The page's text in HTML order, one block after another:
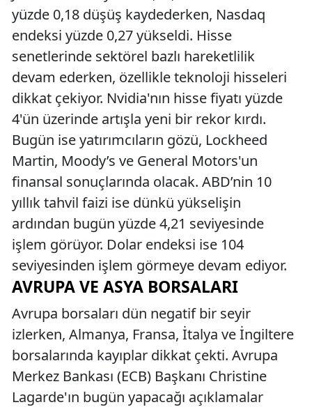
yüzde 0,18 düşüş kaydederken, Nasdaq
endeksi yüzde 0,27 yükseldi. Hisse
senetlerinde sektörel bazlı hareketlilik
devam ederken, özellikle teknoloji hisseleri
dikkat çekiyor. Nvidia'nın hisse fiyatı yüzde
4'ün üzerinde artışla yeni bir rekor kırdı.
Bugün ise yatırımcıların gözü, Lockheed
Martin, Moody’s ve General Motors'un
finansal sonuçlarında olacak. ABD’nin 10
yıllık tahvil faizi ise dünkü yükselişin
ardından bugün yüzde 4,21 seviyesinde
işlem görüyor. Dolar endeksi ise 104
seviyesinden işlem görmeye devam ediyor.
AVRUPA VE ASYA BORSALARI
Avrupa borsaları dün negatif bir seyir
izlerken, Almanya, Fransa, İtalya ve İngiltere
borsalarında kayıplar dikkat çekti. Avrupa
Merkez Bankası (ECB) Başkanı Christine
Lagarde'ın bugün yapacağı açıklamalar